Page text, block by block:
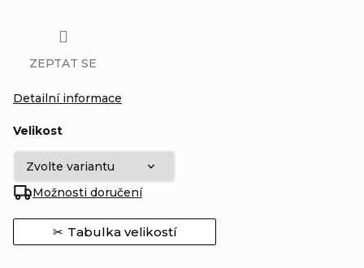
Velikost
Možnosti doručení
Tabulka velikostí
Detailní informace
ZEPTAT SE